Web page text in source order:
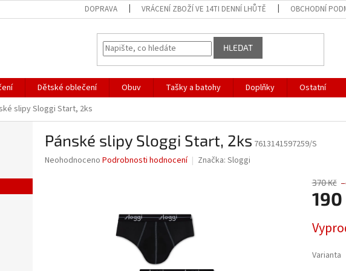
DOPRAVA VRÁCENÍ ZBOŽÍ VE 14TI DENNÍ LHŮTĚ OBCHODNÍ
HLEDAT
Dětské oblečení Obuv Tašky a batohy Doplňky
Ostatní
slipy Sloggi Start, 2ks
Pánské slipy Sloggi Start, 2ks 7613141597259/S
Průměrné
Neohodnoceno Podrobnosti hodnocení Značka: Sloggi
370 Kč
190
cena:
Varianta